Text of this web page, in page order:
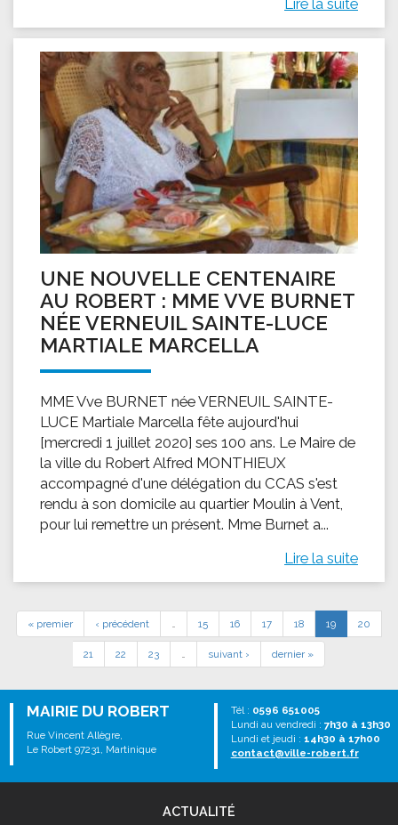
UNE NOUVELLE CENTENAIRE
AU ROBERT : MME VVE BURNET
NÉE VERNEUIL SAINTE-LUCE
MARTIALE MARCELLA
MME Vve BURNET née VERNEUIL SAINTE-
LUCE Martiale Marcella fête aujourd'hui
[mercredi 1 juillet 2020] ses 100 ans. Le Maire de
la ville du Robert Alfred MONTHIEUX
accompagné d'une délégation du CCAS s'est
rendu à son domicile au quartier Moulin à Vent,
pour lui remettre un présent. Mme Burnet a...
Lire la suite
« premier ‹ précédent … 15 16 17 18 19 20
21 22 23 … suivant › dernier »
MAIRIE DU ROBERT
Rue Vincent Allègre,
Le Robert 97231, Martinique
Tél : 0596 651005
Lundi au vendredi : 7h30 à 13h30
Lundi et jeudi : 14h30 à 17h00
contact@ville-robert.fr
ACTUALITÉ